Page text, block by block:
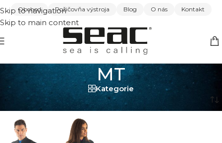
Skip to navigation
Skip to main content
Obchod Požičovňa výstroja Blog O nás Kontakt
MT
Kategorie
Domov/